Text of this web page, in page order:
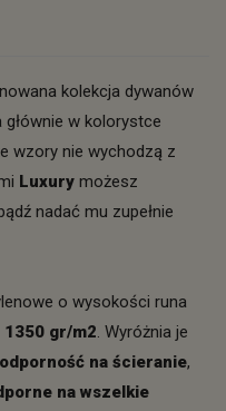
kolekcja dywanów
głównie w kolorystce
wzory nie wychodzą z
Luxury możesz
nadać mu zupełnie
o wysokości runa
1350 gr/m2. Wyróżnia je
na ścieranie,
na wszelkie